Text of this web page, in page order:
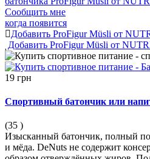
Сообщить мне
когда появится
Добавить ProFigur Müsli от
Добавить ProFigur Müsli от
19 грн
Спортивный батончик или
(35 )
Изысканный батончик, полный
и мёда. DeNuts не содержит